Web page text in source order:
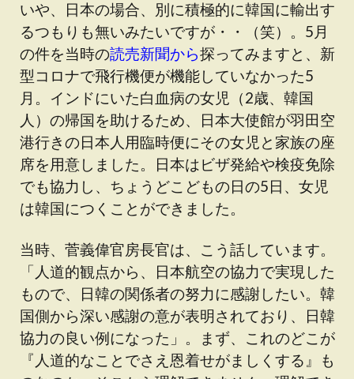
いや、日本の場合、別に積極的に韓国に輸出す
るつもりも無いみたいですが・・（笑）。5月
の件を当時の読売新聞から探ってみますと、新
型コロナで飛行機便が機能していなかった5
月。インドにいた白血病の女児（2歳、韓国
人）の帰国を助けるため、日本大使館が羽田空
港行きの日本人用臨時便にその女児と家族の座
席を用意しました。日本はビザ発給や検疫免除
でも協力し、ちょうどこどもの日の5日、女児
は韓国につくことができました。
当時、菅義偉官房長官は、こう話しています。
「人道的観点から、日本航空の協力で実現した
もので、日韓の関係者の努力に感謝したい。韓
国側から深い感謝の意が表明されており、日韓
協力の良い例になった」。まず、これのどこが
『人道的なことでさえ恩着せがましくする』も